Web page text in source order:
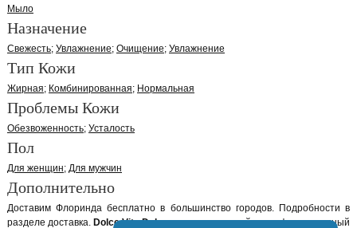
Мыло
Назначение
Свежесть Увлажнение Очищение Увлажнение
Тип Кожи
Жирная Комбинированная Нормальная
Проблемы Кожи
Обезвоженность Усталость
Пол
Для женщин Для мужчин
Дополнительно
Доставим Флоринда бесплатно в большинство городов. Подробности в
разделе доставка. Dolce Vita Dolcezzaоригинальный сертифицированный